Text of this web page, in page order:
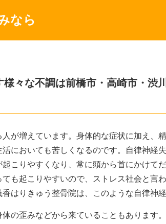
なら
々な不調は前橋市・高崎市・渋
が増えています。身体的な症状に加え、
においても苦しくなるのです。自律神経
こりやすくなり、常に頭から首にかけて
も起こりやすいので、ストレス社会と言
はりきゅう整骨院は、このような自律神
の歪みなどから来ていることもあります